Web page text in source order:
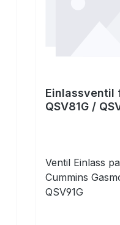
Einlassventil
QSV81G /
Ventil Einlass
Cummins
QSV91G